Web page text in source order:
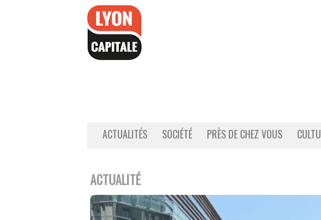
ACTUALITÉS SOCIÉTÉ PRÈS DE CHEZ VOUS
ACTUALITÉ